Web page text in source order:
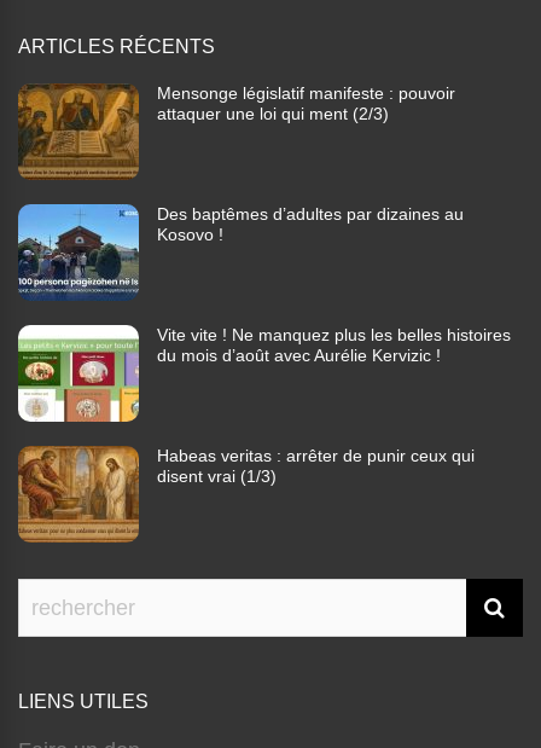
ARTICLES RÉCENTS
Mensonge législatif manifeste : pouvoir
attaquer une loi qui ment (2/3)
Des baptêmes d’adultes par dizaines au
Kosovo !
Vite vite ! Ne manquez plus les belles histoires
du mois d’août avec Aurélie Kervizic !
Habeas veritas : arrêter de punir ceux qui
disent vrai (1/3)
LIENS UTILES